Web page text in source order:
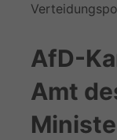
AfD-
Amt